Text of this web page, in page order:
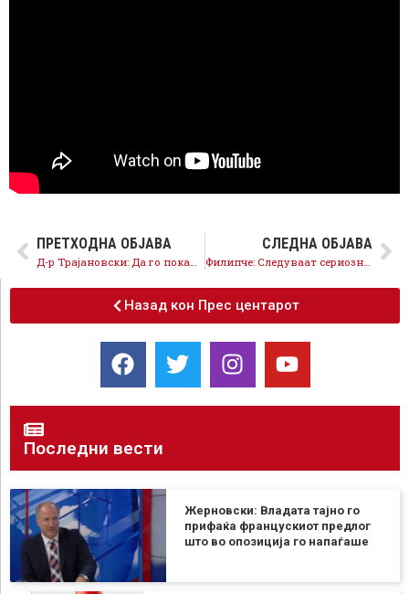
ПРЕТХОДНА ОБЈАВА СЛЕДНА ОБЈАВА
Филипче: Следуваат сериозни кадровски промени во СДСМ
Назад кон Прес центарот
Последни вести
Жерновски: Владата тајно го
прифаќа францускиот предлог
што во опозиција го напаѓаше